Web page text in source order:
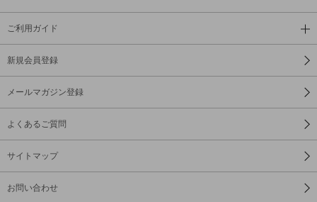
ご利用ガイド
新規会員登録
メールマガジン登録
よくあるご質問
サイトマップ
お問い合わせ